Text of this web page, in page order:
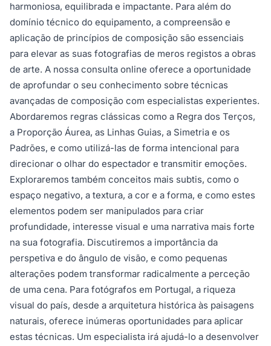
harmoniosa, equilibrada e impactante. Para além do
domínio técnico do equipamento, a compreensão e
aplicação de princípios de composição são essenciais
para elevar as suas fotografias de meros registos a obras
de arte. A nossa consulta online oferece a oportunidade
de aprofundar o seu conhecimento sobre técnicas
avançadas de composição com especialistas experientes.
Abordaremos regras clássicas como a Regra dos Terços,
a Proporção Áurea, as Linhas Guias, a Simetria e os
Padrões, e como utilizá-las de forma intencional para
direcionar o olhar do espectador e transmitir emoções.
Exploraremos também conceitos mais subtis, como o
espaço negativo, a textura, a cor e a forma, e como estes
elementos podem ser manipulados para criar
profundidade, interesse visual e uma narrativa mais forte
na sua fotografia. Discutiremos a importância da
perspetiva e do ângulo de visão, e como pequenas
alterações podem transformar radicalmente a perceção
de uma cena. Para fotógrafos em Portugal, a riqueza
visual do país, desde a arquitetura histórica às paisagens
naturais, oferece inúmeras oportunidades para aplicar
estas técnicas. Um especialista irá ajudá-lo a desenvolver